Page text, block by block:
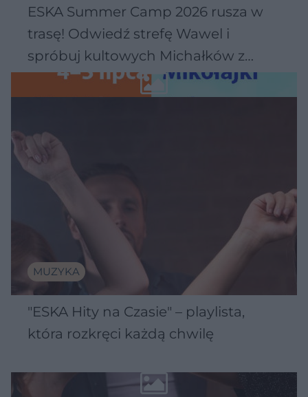
ESKA Summer Camp 2026 rusza w
trasę! Odwiedź strefę Wawel i
spróbuj kultowych Michałków z
Wawelu
MUZYKA
"ESKA Hity na Czasie" – playlista,
która rozkręci każdą chwilę